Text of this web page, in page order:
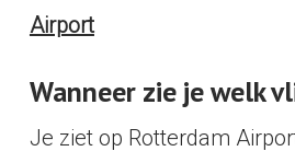
Airport
Wanneer zie je welk
Je ziet op Rotterdam